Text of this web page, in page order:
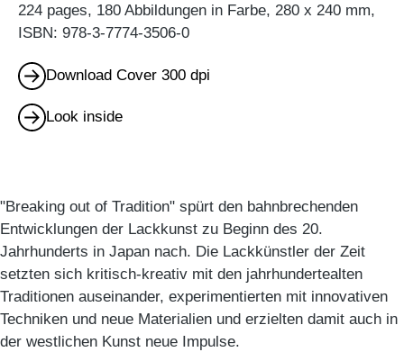
224 pages, 180 Abbildungen in Farbe, 280 x 240 mm,
ISBN: 978-3-7774-3506-0
Download Cover 300 dpi
Look inside
"Breaking out of Tradition" spürt den bahnbrechenden
Entwicklungen der Lackkunst zu Beginn des 20.
Jahrhunderts in Japan nach. Die Lackkünstler der Zeit
setzten sich kritisch-kreativ mit den jahrhundertealten
Traditionen auseinander, experimentierten mit innovativen
Techniken und neue Materialien und erzielten damit auch in
der westlichen Kunst neue Impulse.